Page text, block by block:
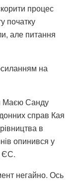
процес
початку
але питання
на
Маєю Санду
справ Кая
в
опинився у
ЄС.
негайно. Ось